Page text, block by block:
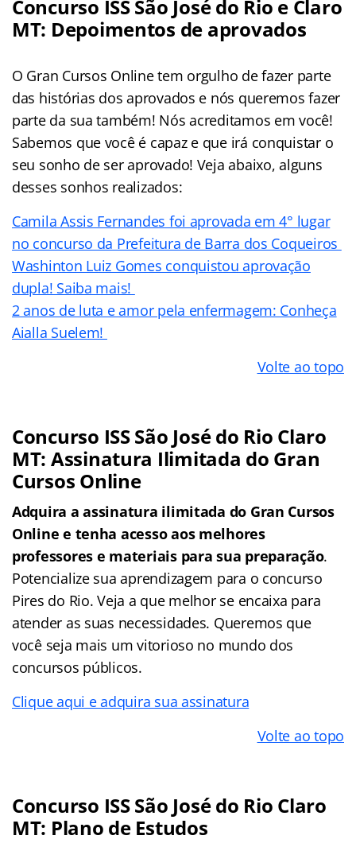
Concurso ISS São José do Rio e Claro
MT: Depoimentos de aprovados
O Gran Cursos Online tem orgulho de fazer parte
das histórias dos aprovados e nós queremos fazer
parte da sua também! Nós acreditamos em você!
Sabemos que você é capaz e que irá conquistar o
seu sonho de ser aprovado! Veja abaixo, alguns
desses sonhos realizados:
Camila Assis Fernandes foi aprovada em 4° lugar
no concurso da Prefeitura de Barra dos Coqueiros
Washinton Luiz Gomes conquistou aprovação
dupla! Saiba mais!
2 anos de luta e amor pela enfermagem: Conheça
Aialla Suelem!
Volte ao topo
Concurso ISS São José do Rio Claro
MT: Assinatura Ilimitada do Gran
Cursos Online
Adquira a assinatura ilimitada do Gran Cursos
Online e tenha acesso aos melhores
professores e materiais para sua preparação.
Potencialize sua aprendizagem para o concurso
Pires do Rio. Veja a que melhor se encaixa para
atender as suas necessidades. Queremos que
você seja mais um vitorioso no mundo dos
concursos públicos.
Clique aqui e adquira sua assinatura
Volte ao topo
Concurso ISS São José do Rio Claro
MT: Plano de Estudos